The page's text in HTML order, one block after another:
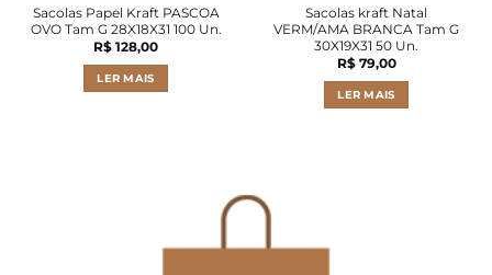
Sacolas Papel Kraft PASCOA
OVO Tam G 28X18X31 100 Un.
R$ 128,00
LER MAIS
Sacolas kraft Natal
VERM/AMA BRANCA Tam G
30X19X31 50 Un.
R$79,00
LER MAIS